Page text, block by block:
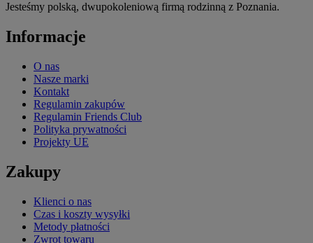
Jesteśmy polską, dwupokoleniową firmą rodzinną z Poznania.
Informacje
O nas
Nasze marki
Kontakt
Regulamin zakupów
Regulamin Friends Club
Polityka prywatności
Projekty UE
Zakupy
Klienci o nas
Czas i koszty wysyłki
Metody płatności
Zwrot towaru